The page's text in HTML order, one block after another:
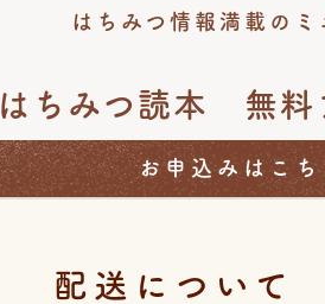
はちみつ情報満載のミ
はちみつ読本 無料
お申込みはこ
配送について